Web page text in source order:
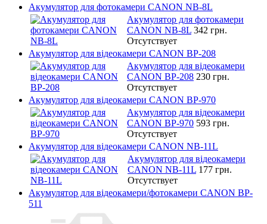
Акумулятор для фотокамери CANON NB-8L
Акумулятор для фотокамери
CANON NB-8L 342 грн.
Отсутствует
Акумулятор для відеокамери CANON BP-208
Акумулятор для відеокамери
CANON BP-208 230 грн.
Отсутствует
Акумулятор для відеокамери CANON BP-970
Акумулятор для відеокамери
CANON BP-970 593 грн.
Отсутствует
Акумулятор для відеокамери CANON NB-11L
Акумулятор для відеокамери
CANON NB-11L 177 грн.
Отсутствует
Акумулятор для відеокамери/фотокамери CANON BP-
511